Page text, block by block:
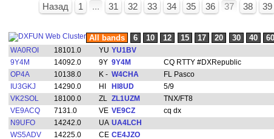
Назад 1 ... 31 32 33 34 35 36 37 38 39